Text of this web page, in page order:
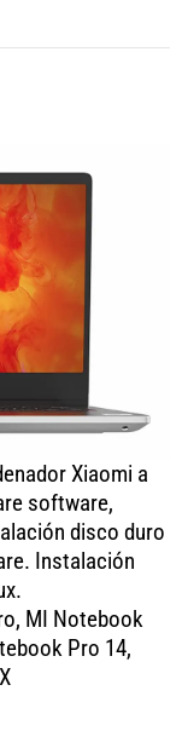
Xiaomi a
software,
disco duro
Instalación
MI Notebook
Pro 14,